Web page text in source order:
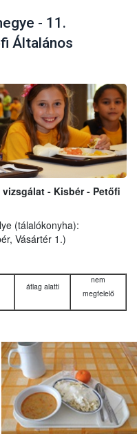
- 11.
Általános
vizsgálat - Kisbér - Petőfi
(tálalókonyha):
Vásártér 1.)
átlag alatti
nem
megfelelő